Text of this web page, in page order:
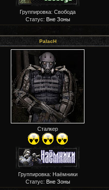
Группировка: Свобода
Статус: Вне Зоны
PalacH
Сталкер
Группировка: Наёмники
Статус: Вне Зоны